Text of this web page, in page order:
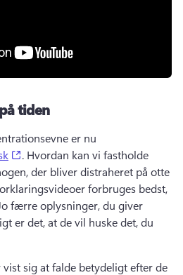
tiden
er nu
(opens in a new tab)
. Hvordan kan vi fastholde
der bliver distraheret på otte
forbruges bedst,
færre oplysninger, du giver
er det, at de vil huske det, du
sig at falde betydeligt efter de